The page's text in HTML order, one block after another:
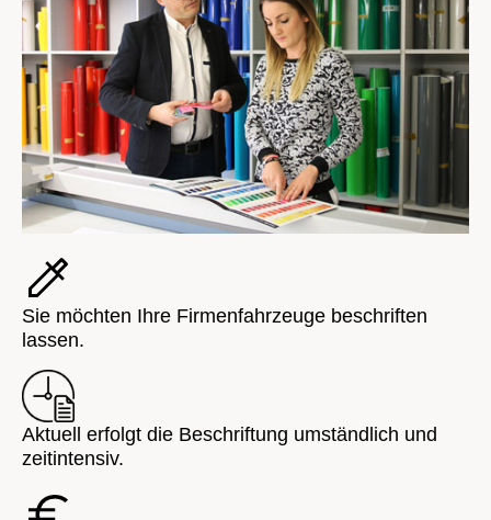
Sie möchten Ihre Firmenfahrzeuge beschriften
lassen.
Aktuell erfolgt die Beschriftung umständlich und
zeitintensiv.